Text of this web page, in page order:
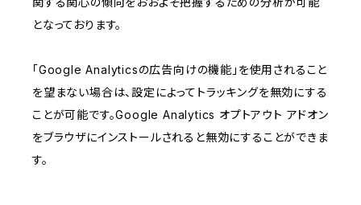
となっております。
「Google Analyticsの広告向けの機能」を使用されること
を望まない場合は、設定によってトラッキングを無効にする
ことが可能です。Google Analytics オプトアウト アドオン
をブラウザにインストールされると無効にすることができま
す。